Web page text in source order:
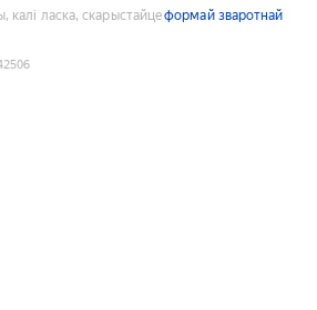
калі ласка, скарыстайцеформай зваротнай